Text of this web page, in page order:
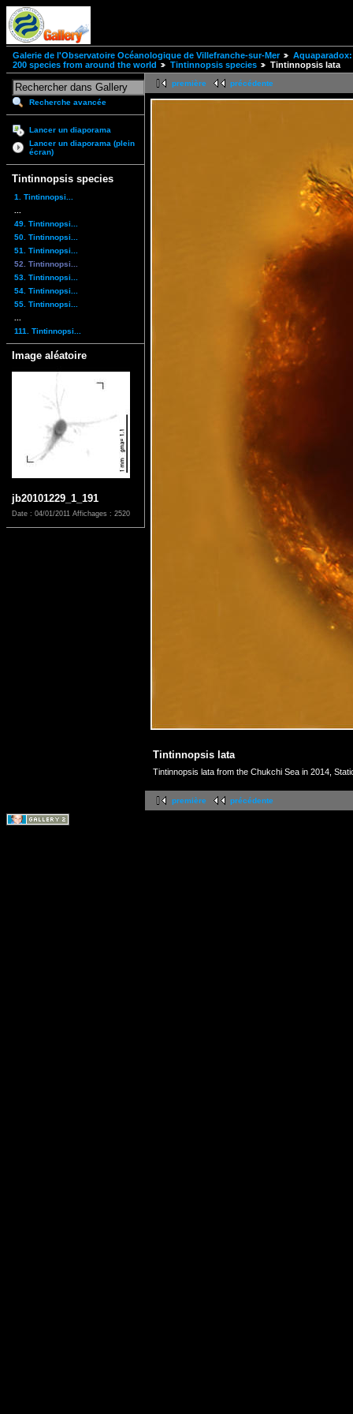
Galerie de l'Observatoire Océanologique de Villefranche-sur-Mer
200 species from around the world
Tintinnopsis species Tintinnopsis lata
Recherche avancée
Lancer un diaporama
Lancer un diaporama (plein
écran)
Tintinnopsis species
1. Tintinnopsi...
49. Tintinnopsi...
50. Tintinnopsi...
51. Tintinnopsi...
52. Tintinnopsi...
53. Tintinnopsi...
54. Tintinnopsi...
55. Tintinnopsi...
111. Tintinnopsi...
Image aléatoire
jb20101229_1_191
Date : 04/01/2011 Affichages : 2520
première précédente
Tintinnopsis lata
Tintinnopsis lata from the Chukchi Sea in 2014,
première précédente